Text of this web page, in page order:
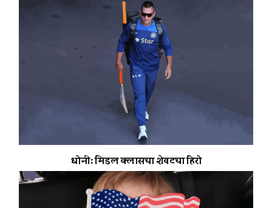
धोनी: मिडल क्लासचा शेवटचा हिरो